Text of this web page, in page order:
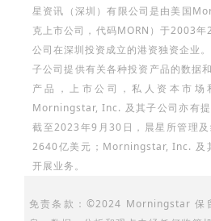
星资讯（深圳）有限公司是由美国
克上市公司，代码MORN）于2003年
公司在深圳投资成立的港资独资企
子公司提供有关各种投资产品的数据
产品，上市公司，私人资本市场
Morningstar, Inc. 及其子公司亦有提
截至2023年9月30日，晨星所管理
2640亿美元；Morningstar, Inc. 及
开展业务。
免责条款：©2024 Morningstar 保